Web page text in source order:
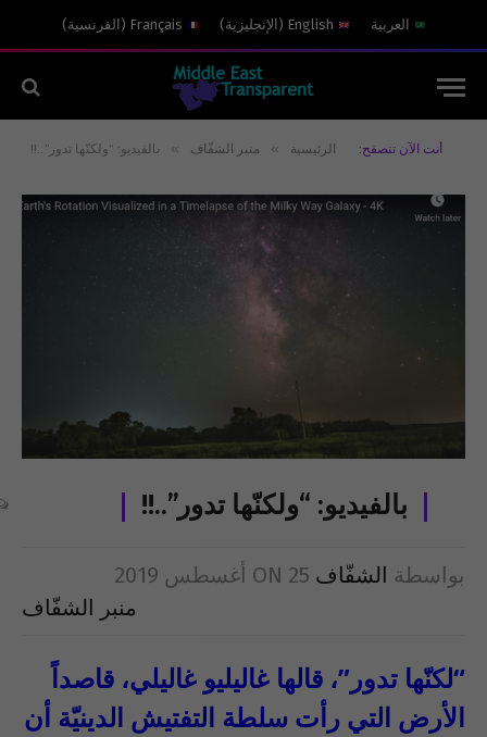
العربية English
( الإنجليزية)
Français
( الفرنسية)
أنت الآن تتصفح: الرئيسية » منبر الشفّاف » بالفيديو: “ولكنّها تدور”..!!
بالفيديو: “ولكنّها تدور”..!!
بواسطة الشفّاف ON 25 أغسطس 2019
منبر الشفّاف
“لكنّها تدور”، قالها غاليليو غاليلي، قاصداً
الأرض التي رأت سلطة التفتيش الدينيّة أن